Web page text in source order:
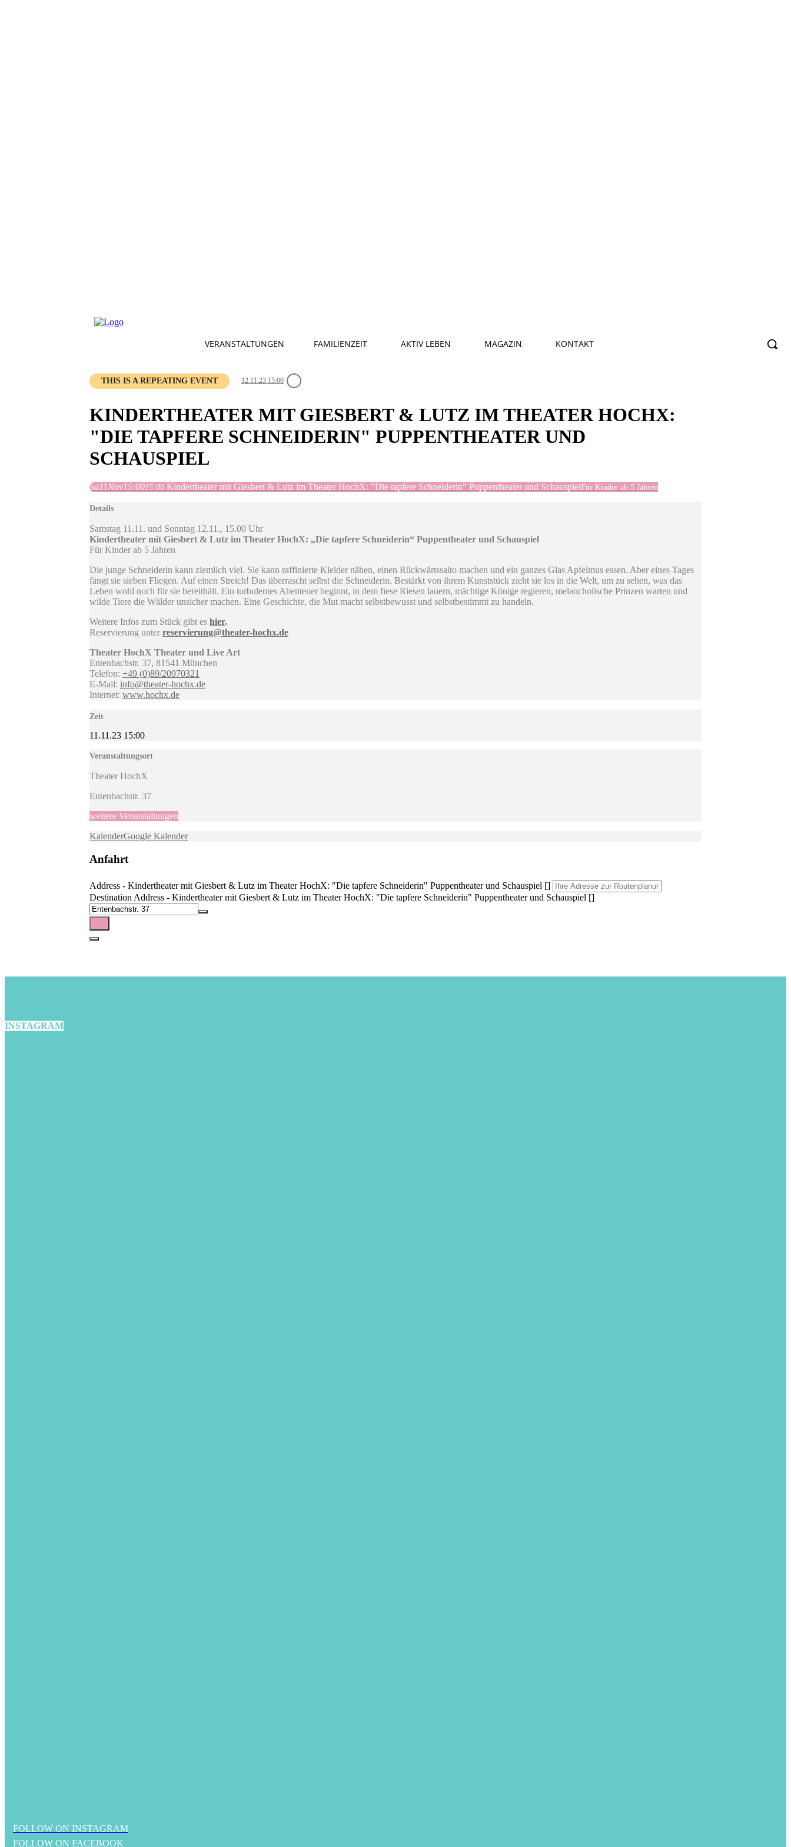
VERANSTALTUNGEN FAMILIENZEIT AKTIV LEBEN MAGAZIN KONTAKT
THIS IS A REPEATING EVENT 12.11.23 15:00
KINDERTHEATER MIT GIESBERT & LUTZ IM THEATER HOCHX:
"DIE TAPFERE SCHNEIDERIN" PUPPENTHEATER UND
SCHAUSPIEL
Sa11Nov15:0015:00 Kindertheater mit Giesbert & Lutz im Theater HochX: "Die tapfere Schneiderin" Puppentheater und SchauspielFür Kinder ab 5 Jahren
Details
Samstag 11.11. und Sonntag 12.11., 15.00 Uhr
Kindertheater mit Giesbert & Lutz im Theater HochX: „Die tapfere Schneiderin“ Puppentheater und Schauspiel
Für Kinder ab 5 Jahren
Die junge Schneiderin kann ziemlich viel. Sie kann raffinierte Kleider nähen, einen Rückwärtssalto machen und ein ganzes Glas Apfelmus essen. Aber eines Tages
fängt sie sieben Fliegen. Auf einen Streich! Das überrascht selbst die Schneiderin. Bestärkt von ihrem Kunststück zieht sie los in die Welt, um zu sehen, was das
Leben wohl noch für sie bereithält. Ein turbulentes Abenteuer beginnt, in dem fiese Riesen lauern, mächtige Könige regieren, melancholische Prinzen warten und
wilde Tiere die Wälder unsicher machen. Eine Geschichte, die Mut macht selbstbewusst und selbstbestimmt zu handeln.
Weitere Infos zum Stück gibt es hier.
Reservierung unter reservierung@theater-hochx.de
Theater HochX Theater und Live Art
Entenbachstr. 37, 81541 München
Telefon: +49 (0)89/20970321
E-Mail: info@theater-hochx.de
Internet: www.hochx.de
Zeit
11.11.23 15:00
Veranstaltungsort
Theater HochX
Entenbachstr. 37
weitere Veranstaltungen
KalenderGoogle Kalender
Anfahrt
Address - Kindertheater mit Giesbert & Lutz im Theater HochX: "Die tapfere Schneiderin" Puppentheater und Schauspiel []
Destination Address - Kindertheater mit Giesbert & Lutz im Theater HochX: "Die tapfere Schneiderin" Puppentheater und Schauspiel []
INSTAGRAM
FOLLOW ON INSTAGRAM
FOLLOW ON FACEBOOK